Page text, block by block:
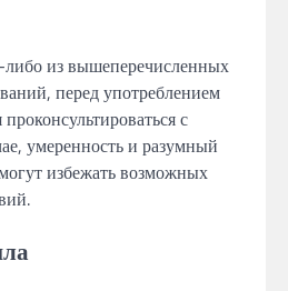
либо из вышеперечисленных
перед употреблением
с
умеренность и разумный
избежать возможных